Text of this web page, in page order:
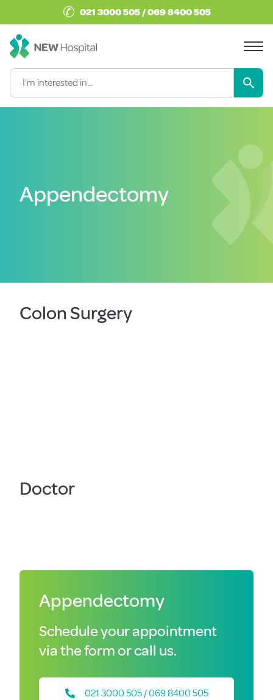
✆ 021 3000 505 / 069 8400 505
Appendectomy
Colon Surgery
Doctor
Appendectomy
Schedule your appointment
via the form or call us.
021 3000 505 / 069 8400 505